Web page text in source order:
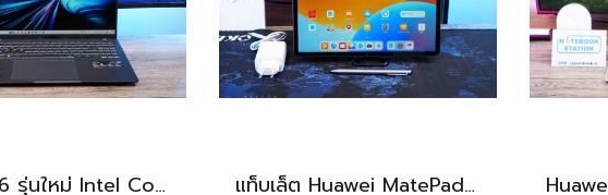
Asus V16 รุ่นใหม่ Intel Core5-210H RTX-4050(6GB) Ram16 512GB M.2 จอ16นิ้ว WUXGA 144Hz จอสวย สเปคสูง ดีไซน์ตัวเครื่องเรียบสวยดูทันสมัย พร้แมประกันศูนย์ยาวๆถึงปี2028 ขายในราคาสุดตุ้มเพียง 25,990.-เท่านั้น แท็บเล็ต Huawei MatePad 11.5 Wi-Fi (6+128) Midnight Grey มีปากกามาให้ พร้อมใช้งาน ราคาเพียง 6,490.-